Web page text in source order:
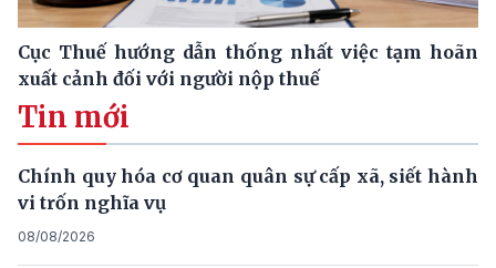
Cục Thuế hướng dẫn thống nhất việc tạm hoãn
xuất cảnh đối với người nộp thuế
Tin mới
Chính quy hóa cơ quan quân sự cấp xã, siết hành
vi trốn nghĩa vụ
08/08/2026